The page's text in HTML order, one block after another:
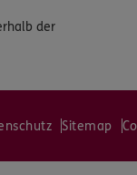
der
Sitemap